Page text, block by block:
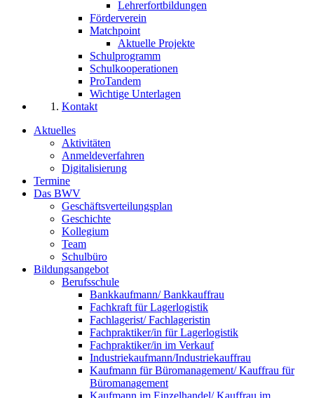
Lehrerfortbildungen
Förderverein
Matchpoint
Aktuelle Projekte
Schulprogramm
Schulkooperationen
ProTandem
Wichtige Unterlagen
Kontakt
Aktuelles
Aktivitäten
Anmeldeverfahren
Digitalisierung
Termine
Das BWV
Geschäftsverteilungsplan
Geschichte
Kollegium
Team
Schulbüro
Bildungsangebot
Berufsschule
Bankkaufmann/ Bankkauffrau
Fachkraft für Lagerlogistik
Fachlagerist/ Fachlageristin
Fachpraktiker/in für Lagerlogistik
Fachpraktiker/in im Verkauf
Industriekaufmann/Industriekauffrau
Kaufmann für Büromanagement/ Kauffrau für
Büromanagement